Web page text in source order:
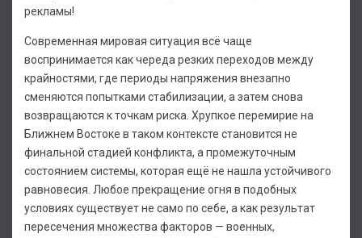
рекламы!
Современная мировая ситуация всё чаще
воспринимается как череда резких переходов между
крайностями, где периоды напряжения внезапно
сменяются попытками стабилизации, а затем снова
возвращаются к точкам риска. Хрупкое перемирие на
Ближнем Востоке в таком контексте становится не
финальной стадией конфликта, а промежуточным
состоянием системы, которая ещё не нашла устойчивого
равновесия. Любое прекращение огня в подобных
условиях существует не само по себе, а как результат
пересечения множества факторов — военных,